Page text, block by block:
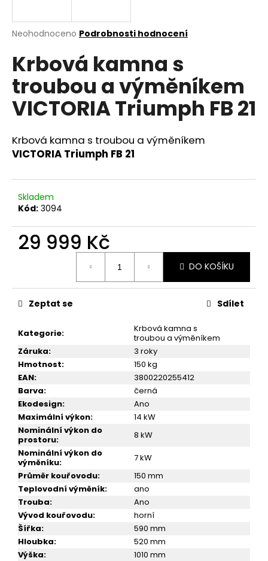
Průměrné
produktu
je
0,0
z
5
hvězdiček.
Neohodnoceno Podrobnosti hodnocení
Krbová kamna s
troubou a výměníkem
VICTORIA Triumph FB 21
Krbová kamna s troubou a výměníkem
VICTORIA Triumph FB 21
Skladem
Kód: 3094
29 999 Kč
DO KOŠÍKU
Kategorie:
Krbová kamna s
troubou a výměníkem
Záruka:
3 roky
Hmotnost:
150 kg
EAN:
3800220255412
Barva:
černá
Ekodesign:
Ano
Maximální výkon:
14 kW
Nominální výkon do
prostoru:
8 kW
Nominální výkon do
výměníku:
7 kW
Průměr kouřovodu:
150 mm
Teplovodní výměník:
ano
Trouba:
Ano
Vývod kouřovodu:
horní
Šířka:
590 mm
Hloubka:
520 mm
Výška:
1010 mm
Zeptat se Sdílet
j
t
?
HLEDAT
D
o
o
e
e
KRBOVÁ
KAMNA
VICTORIA
RAY
10
999
Kč